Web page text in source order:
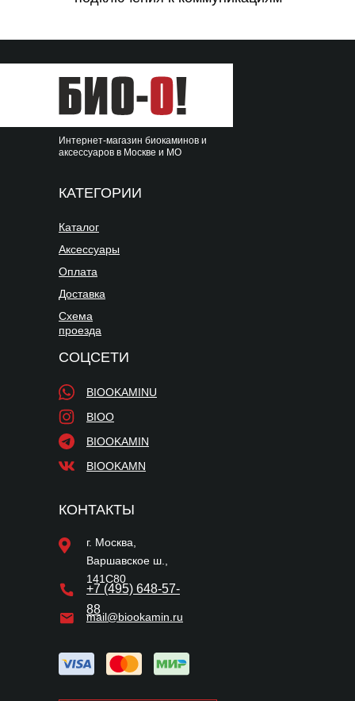
КОНТАКТЫ
+7 (495) 648-57-
88
г. Москва,
Варшавское ш.,
141С80
mail@biookamin.ru
КАТЕГОРИИ
Аксессуары
Каталог
Оплата
Доставка
Схема
проезда
СОЦСЕТИ
BIOO
BIOOKAMINU
Интернет-магазин биокаминов и
аксессуаров в Москве и МО
BIOOKAMIN
BIOOKAMN